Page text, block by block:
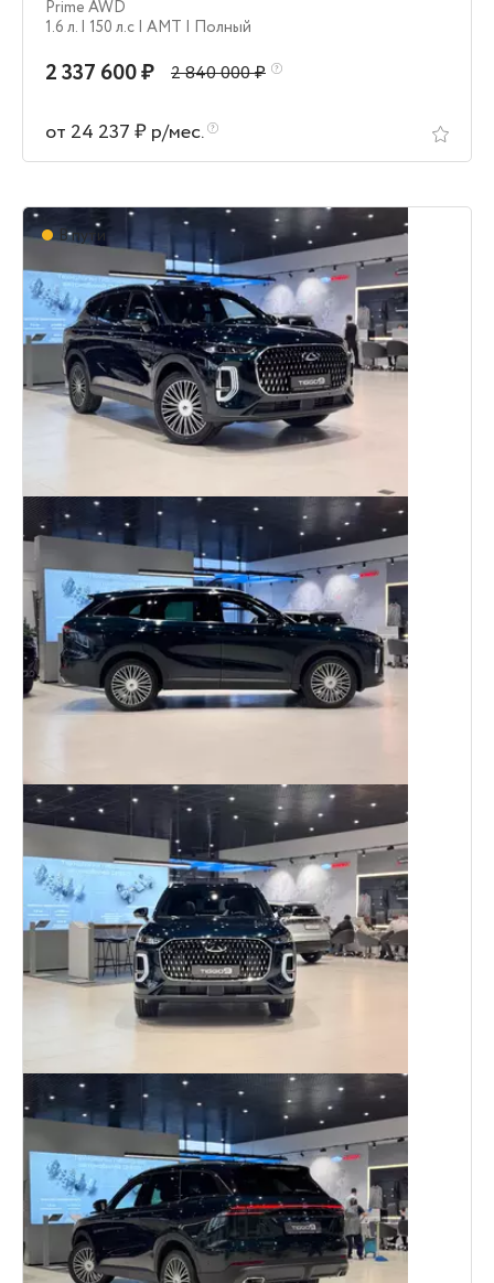
Prime AWD
1.6 л. | 150 л.c | AMT | Полный
2 337 600 ₽ 2 840 000 ₽
от 24 237 ₽ р/мес.
В пути